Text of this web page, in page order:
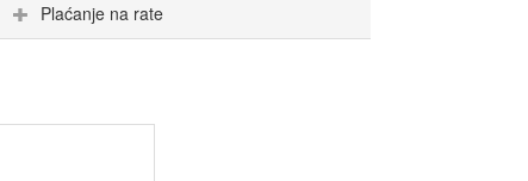
Plaćanje na rate